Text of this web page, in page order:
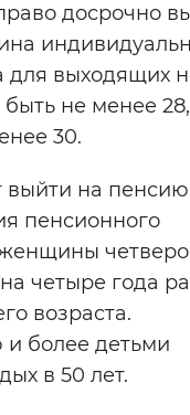
Выключены
настройки
досрочно
для выходящих
не менее
30.
выйти на
пенсионного
женщины четверо
четыре года
возраста.
более детьми
в 50 лет.